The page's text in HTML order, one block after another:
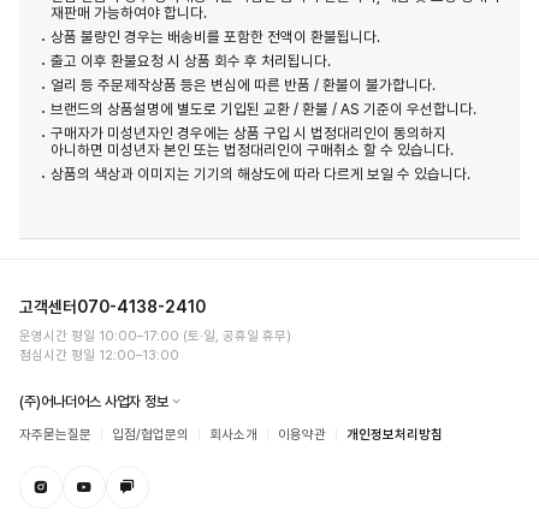
재판매 가능하여야 합니다.
상품 불량인 경우는 배송비를 포함한 전액이 환불됩니다.
출고 이후 환불요청 시 상품 회수 후 처리됩니다.
얼리 등 주문제작상품 등은 변심에 따른 반품 / 환불이 불가합니다.
브랜드의 상품설명에 별도로 기입된 교환 / 환불 / AS 기준이 우선합니다.
구매자가 미성년자인 경우에는 상품 구입 시 법정대리인이 동의하지
아니하면 미성년자 본인 또는 법정대리인이 구매취소 할 수 있습니다.
상품의 색상과 이미지는 기기의 해상도에 따라 다르게 보일 수 있습니다.
고객센터 070-4138-2410
운영시간 평일 10:00–17:00 (토·일, 공휴일 휴무)
점심시간 평일 12:00–13:00
(주)어나더어스 사업자 정보
자주묻는질문 입점/협업문의 회사소개 이용약관 개인정보처리방침